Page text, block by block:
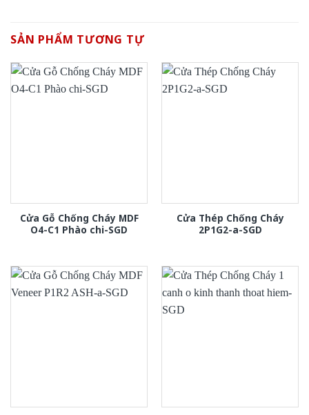
SẢN PHẨM TƯƠNG TỰ
Cửa Gỗ Chống Cháy MDF
O4-C1 Phào chi-SGD
Cửa Thép Chống Cháy
2P1G2-a-SGD